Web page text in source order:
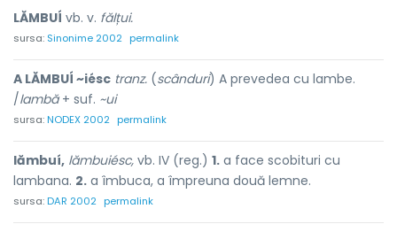
LĂMBUÍ vb. v. fălțui.
sursa: Sinonime 2002 permalink
A LĂMBUÍ ~iésc tranz. (scânduri) A prevedea cu lambe.
/lambă+ suf. ~ui
sursa:NODEX 2002 permalink
lămbuí, lămbuiésc, vb. IV (reg.) 1. a face scobituri cu
lambana. 2. a îmbuca, a împreuna două lemne.
sursa:DAR 2002 permalink